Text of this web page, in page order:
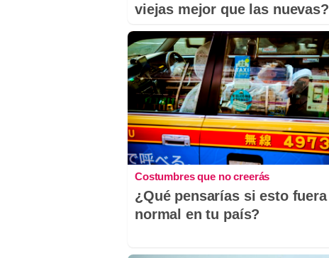
viejas mejor que las nuevas?
Costumbres que no creerás
¿Qué pensarías si esto fuera
normal en tu país?